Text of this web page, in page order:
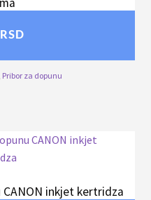
RSD
Pribor za dopunu
inkjet kertridza